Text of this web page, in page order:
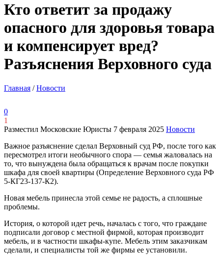
Кто ответит за продажу
опасного для здоровья товара
и компенсирует вред?
Разъяснения Верховного суда
Главная /Новости
0
1
Разместил Московские Юристы 7 февраля 2025 Новости
Важное разъяснение сделал Верховный суд РФ, после того как
пересмотрел итоги необычного спора — семья жаловалась на
то, что вынуждена была обращаться к врачам после покупки
шкафа для своей квартиры (Определение Верховного суда РФ
5-КГ23-137-К2).
Новая мебель принесла этой семье не радость, а сплошные
проблемы.
История, о которой идет речь, началась с того, что граждане
подписали договор с местной фирмой, которая производит
мебель, и в частности шкафы-купе. Мебель этим заказчикам
сделали, и специалисты той же фирмы ее установили.